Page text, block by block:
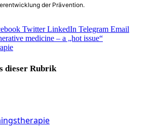
der Prävention.
Twitter LinkedIn Telegram Email
medicine – a „hot issue“
dieser Rubrik